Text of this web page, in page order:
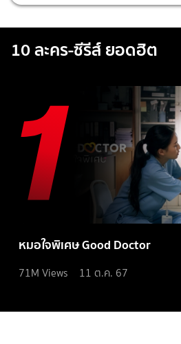
10 ละคร-ซีรีส์ ยอดฮิต
หมอใจพิเศษ Good Doctor
71M Views 11 ต.ค. 67